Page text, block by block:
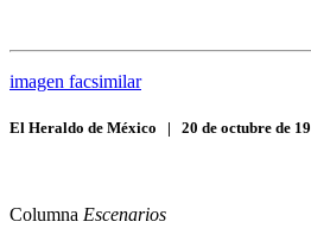
imagen facsimilar
El Heraldo de México | 20 de octubre de
Columna Escenarios